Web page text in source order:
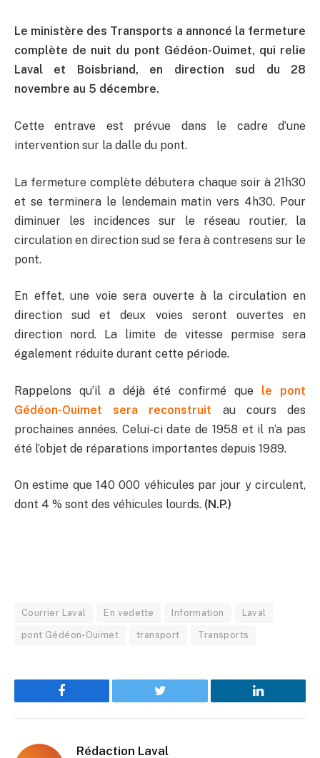
Le ministère des Transports a annoncé la fermeture
complète de nuit du pont Gédéon-Ouimet, qui relie
Laval et Boisbriand, en direction sud du 28
novembre au 5 décembre.
Cette entrave est prévue dans le cadre d’une
intervention sur la dalle du pont.
La fermeture complète débutera chaque soir à 21h30
et se terminera le lendemain matin vers 4h30. Pour
diminuer les incidences sur le réseau routier, la
circulation en direction sud se fera à contresens sur le
pont.
En effet, une voie sera ouverte à la circulation en
direction sud et deux voies seront ouvertes en
direction nord. La limite de vitesse permise sera
également réduite durant cette période.
Rappelons qu’il a déjà été confirmé que le pont
Gédéon-Ouimet sera reconstruit au cours des
prochaines années. Celui-ci date de 1958 et il n’a pas
été l’objet de réparations importantes depuis 1989.
On estime que 140 000 véhicules par jour y circulent,
dont 4 % sont des véhicules lourds. (N.P.)
Courrier Laval En vedette Information Laval
pont Gédéon-Ouimet transport Transports
Facebook Twitter LinkedIn
Rédaction Laval